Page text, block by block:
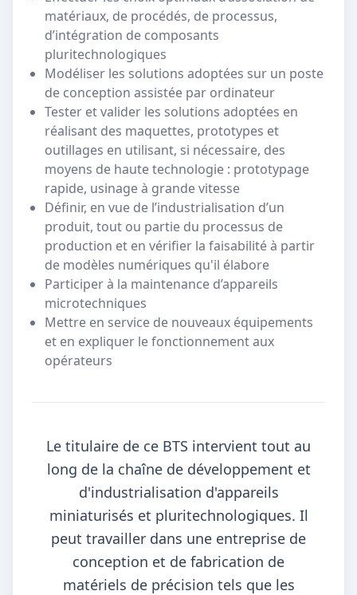
matériaux, de procédés, de processus,
d’intégration de composants
pluritechnologiques
Modéliser les solutions adoptées sur un poste
de conception assistée par ordinateur
Tester et valider les solutions adoptées en
réalisant des maquettes, prototypes et
outillages en utilisant, si nécessaire, des
moyens de haute technologie : prototypage
rapide, usinage à grande vitesse
Définir, en vue de l’industrialisation d’un
produit, tout ou partie du processus de
production et en vérifier la faisabilité à partir
de modèles numériques qu'il élabore
Participer à la maintenance d’appareils
microtechniques
Mettre en service de nouveaux équipements
et en expliquer le fonctionnement aux
opérateurs
Le titulaire de ce BTS intervient tout au
long de la chaîne de développement et
d'industrialisation d'appareils
miniaturisés et pluritechnologiques. Il
peut travailler dans une entreprise de
conception et de fabrication de
matériels de précision tels que les